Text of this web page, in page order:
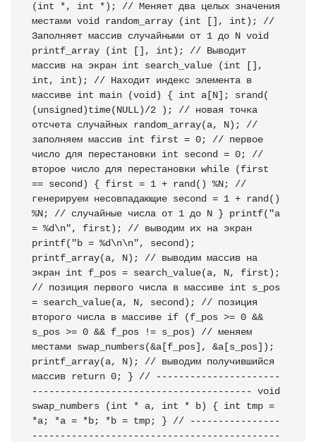
( int *, int * ) ;
// Меняет два целых значения
местами void random_array ( int , int ) ;
//
Заполняет массив случайными от 1 до N void
printf_array
( int , int ) ;
// Выводит
массив на экран int search_value ( int
,
int , int ) ;
// Находит индекс элемента в
массиве int main ( void ) { int a N ; srand (
( unsigned ) time( NULL ) /2 ) ;
// новая точка
отсчета случайных random_array( a, N ) ;
//
заполняем массив int first = 0 ;
// первое
число для перестановки int second = 0 ;
//
второе число для перестановки while (
== second ) { first = 1 + rand ( ) %N ;
//
генерируем несовпадающие second = 1 + rand ( )
%N ; // случайные числа от 1 до N } printf( "a
= %d \n" , first ) ;
// выводим их на экран
printf( "b = %d \n\n" , second ) ;
printf_array( a, N ) ;
// выводим массив на
экран int f_pos = search_value( a, N , first ) ;
// позиция первого числа в массиве int
= search_value( a, N , second ) ;
// позиция
второго числа в массиве if ( f_pos >= 0 &&
s_pos >= 0 && f_pos != s_pos )
// меняем
местами swap_numbers( &a f_pos , &a s_pos ) ;
printf_array( a, N ) ;
// выводим получившийся
массив return 0 ; }
// ----------------------
--------------------------------------- void
swap_numbers
( int * a, int * b ) { int tmp =
*a ; *a = * b ; * b = tmp ; }
// ----------------
--------------------------------------------